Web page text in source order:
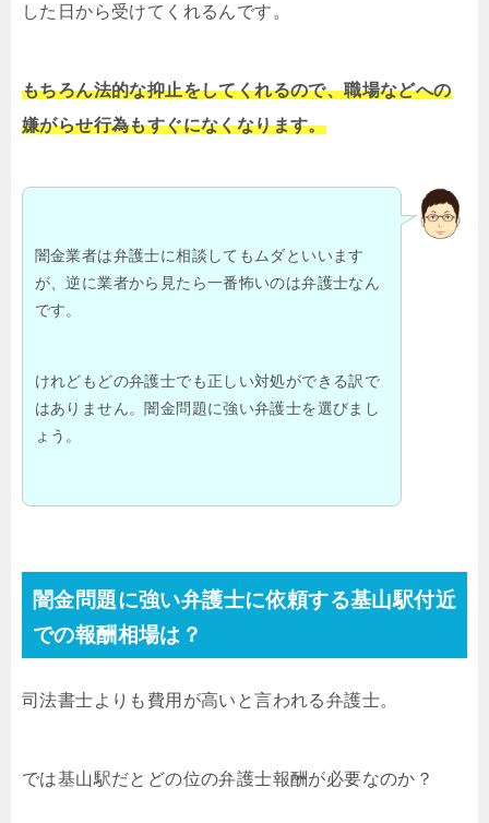
した日から受けてくれるんです。
もちろん法的な抑止をしてくれるので、職場などへの
嫌がらせ行為もすぐになくなります。
闇金業者は弁護士に相談してもムダといいます
が、逆に業者から見たら一番怖いのは弁護士なん
です。
けれどもどの弁護士でも正しい対処ができる訳で
はありません。闇金問題に強い弁護士を選びまし
ょう。
闇金問題に強い弁護士に依頼する基山駅付近
での報酬相場は？
司法書士よりも費用が高いと言われる弁護士。
では基山駅だとどの位の弁護士報酬が必要なのか？